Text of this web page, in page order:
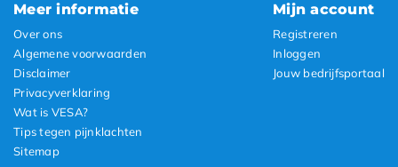
Meer informatie
Over ons
Algemene voorwaarden
Disclaimer
Privacyverklaring
Wat is VESA?
Tips tegen pijnklachten
Sitemap
Mijn account
Registreren
Inloggen
Jouw bedrijfsportaal